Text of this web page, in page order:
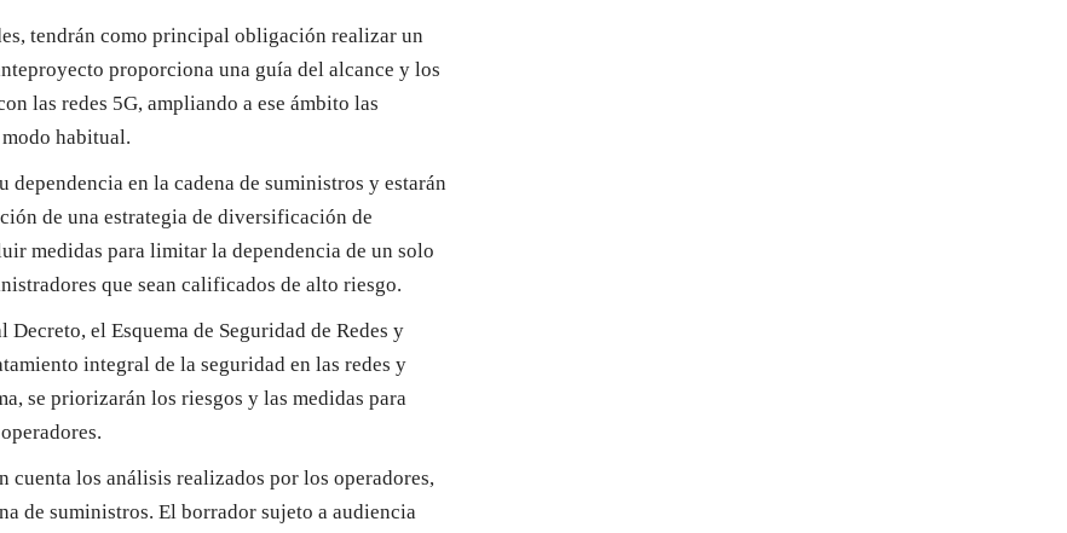
tendrán como principal obligación realizar un
proporciona una guía del alcance y los
las redes 5G, ampliando a ese ámbito las
habitual.
dependencia en la cadena de suministros y estarán
de una estrategia de diversificación de
medidas para limitar la dependencia de un solo
que sean calificados de alto riesgo.
Decreto, el Esquema de Seguridad de Redes y
integral de la seguridad en las redes y
se priorizarán los riesgos y las medidas para
cuenta los análisis realizados por los operadores,
de suministros. El borrador sujeto a audiencia